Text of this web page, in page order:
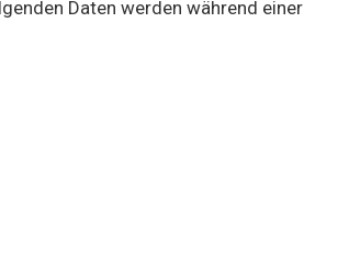
Daten werden während einer